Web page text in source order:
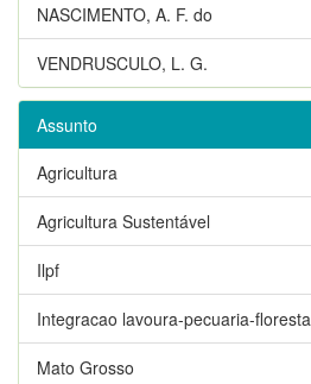
NASCIMENTO, A. F. do
VENDRUSCULO, L. G.
Assunto
Agricultura
Agricultura Sustentável
Ilpf
Integracao lavoura-pecuaria-floresta
Mato Grosso